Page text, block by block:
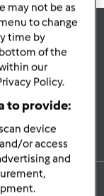
may not be as
to change
time by
of the
our
Policy.
to provide:
device
or access
and